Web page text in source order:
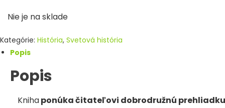
Nie je na sklade
Kategórie: História, Svetová história
Popis
Popis
Knihaponúka čitateľovi dobrodružnú